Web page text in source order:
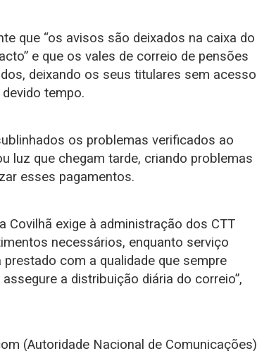
que “os avisos são deixados na caixa do
e que os vales de correio de pensões
deixando os seus titulares sem acesso
tempo.
os problemas verificados ao
luz que chegam tarde, criando problemas
esses pagamentos.
Covilhã exige à administração dos CTT
necessários, enquanto serviço
com a qualidade que sempre
a distribuição diária do correio”,
(Autoridade Nacional de Comunicações)